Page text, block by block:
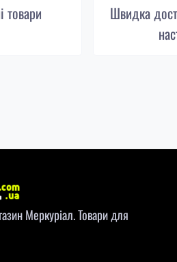
товари
Швидка
Меркуріал. Товари для